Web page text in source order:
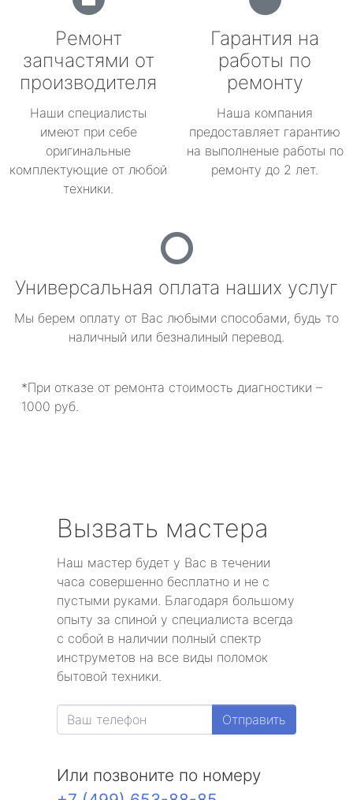
Ремонт
запчастями от
производителя
Наши специалисты
имеют при себе
оригинальные
комплектующие от любой
техники.
Гарантия на
работы по
ремонту
Наша компания
предоставляет гарантию
на выполненые работы по
ремонту до 2 лет.
Универсальная оплата наших услуг
Мы берем оплату от Вас любыми способами, будь то
наличный или безналиный перевод.
*При отказе от ремонта стоимость диагностики –
1000 руб.
Вызвать мастера
Наш мастер будет у Вас в течении
часа совершенно бесплатно и не с
пустыми руками. Благодаря большому
опыту за спиной у специалиста всегда
с собой в наличии полный спектр
инструметов на все виды поломок
бытовой техники.
Отправить
Или позвоните по номеру